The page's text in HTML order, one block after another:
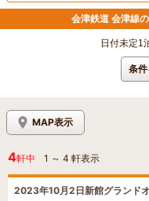
会津鉄道 会津線
日付未定1
条
MAP表示
4軒中 1 ～ 4 軒表示
2023年10月2日新館グラン